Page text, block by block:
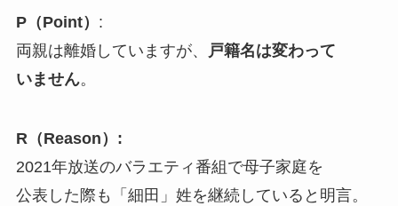
P（Point） :
両親は離婚していますが、
戸籍名は変わって
いません。
R（Reason）:
2021年放送のバラエティ番組で母子家庭を
公表した際も「細田」姓を継続していると明言。